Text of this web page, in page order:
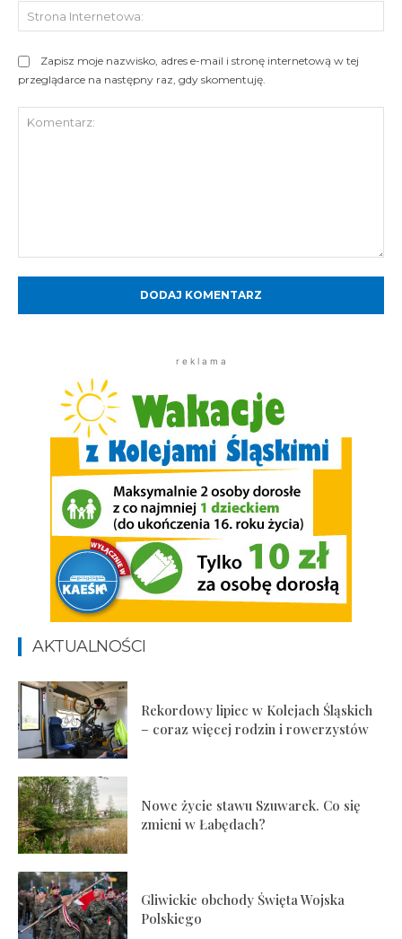
Zapisz moje nazwisko, adres e-mail i stronę internetową w tej
przeglądarce na następny raz, gdy skomentuję.
r e k l a m a
AKTUALNOŚCI
Rekordowy lipiec w Kolejach Śląskich
– coraz więcej rodzin i rowerzystów
Nowe życie stawu Szuwarek. Co się
zmieni w Łabędach?
Gliwickie obchody Święta Wojska
Polskiego